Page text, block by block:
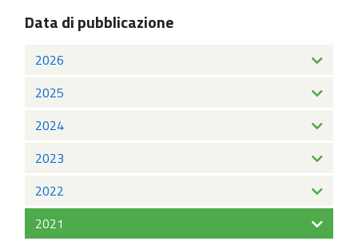
Data di pubblicazione
2026
2025
2024
2023
2022
2021